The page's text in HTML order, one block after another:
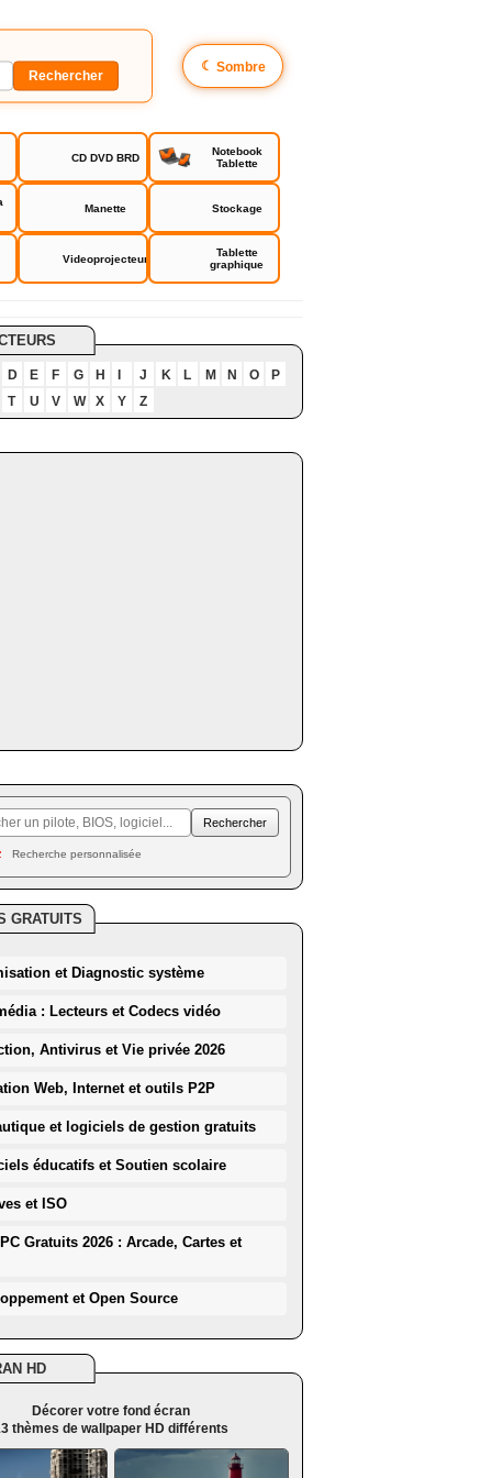
☾ Sombre
CD DVD BRD
Notebook
Tablette
Manette Stockage
Videoprojecteur
Tablette
graphique
D E F G H J K L M N O
P
T
U V W X Y Z
Recherche personnalisée
GRATUITS
et Diagnostic système
: Lecteurs et Codecs vidéo
Antivirus et Vie privée 2026
Web, Internet et outils P2P
et logiciels de gestion gratuits
éducatifs et Soutien scolaire
et ISO
Gratuits 2026 : Arcade, Cartes et
et Open Source
HD
Décorer votre fond écran
thèmes de wallpaper HD différents